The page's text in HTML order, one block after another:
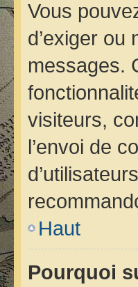
Vous
d’exiger
messages.
visiteurs,
l’envoi de
Haut
Pourquoi